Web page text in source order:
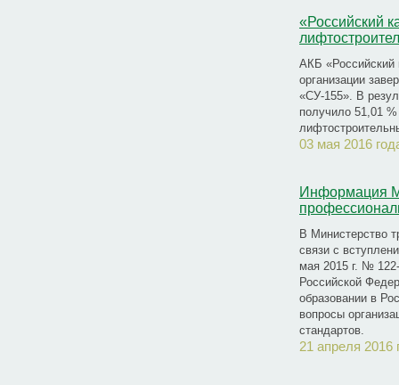
«Российский
АКБ «Российский
организации
«СУ-155». В
получило 51,01
03 мая 2016
Информация
В Министерство
связи с
мая 2015 г. №
Российской
образовании в
вопросы
стандартов.
21 апреля 2016